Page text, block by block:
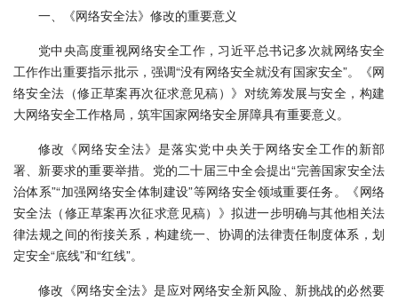
一、《网络安全法》修改的重要意义
党中央高度重视网络安全工作，习近平总书记多次就网络安全
工作作出重要指示批示，强调“没有网络安全就没有国家安全”。《网
络安全法（修正草案再次征求意见稿）》对统筹发展与安全，构建
大网络安全工作格局，筑牢国家网络安全屏障具有重要意义。
修改《网络安全法》是落实党中央关于网络安全工作的新部
署、新要求的重要举措。党的二十届三中全会提出“完善国家安全法
治体系”“加强网络安全体制建设”等网络安全领域重要任务。《网络
安全法（修正草案再次征求意见稿）》拟进一步明确与其他相关法
律法规之间的衔接关系，构建统一、协调的法律责任制度体系，划
定安全“底线”和“红线”。
修改《网络安全法》是应对网络安全新风险、新挑战的必然要